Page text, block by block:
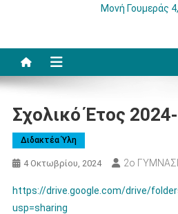
Μονή Γουμεράς
Σχολικό Έτος
Διδακτέα Ύλη
4 Οκτωβρίου, 2024 2ο
https://drive.google.com/drive/
usp=sharing